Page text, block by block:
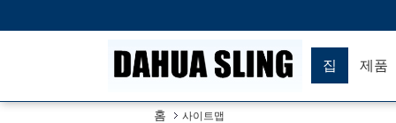
집 제품
홈 사이트맵